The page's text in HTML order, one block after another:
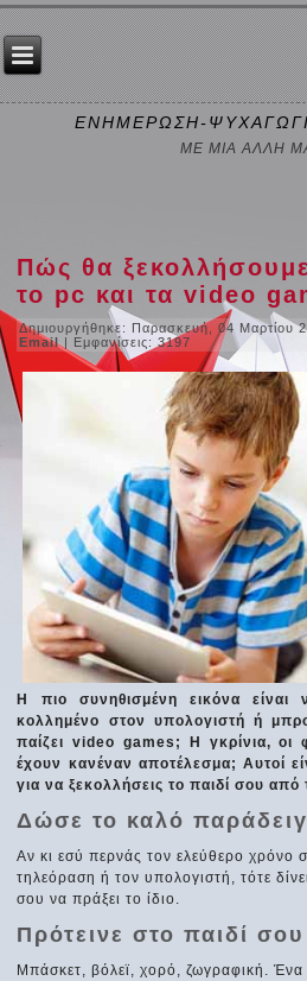
ΕΝΗΜΕΡΩΣΗ-
ΜΕ ΜΙΑ ΑΛΛΗ
Πώς θα
το pc και τα video
Δημιουργήθηκε: Παρασκευή, 04 Μαρτίου
Email | Εμφανίσεις: 3197
Η πιο συνηθισμένη εικόνα είναι
κολλημένο στον υπολογιστή ή
παίζει video games; Η γκρίνια, οι
έχουν κανέναν αποτέλεσμα; Αυτοί
για να ξεκολλήσεις το παιδί σου
Δώσε το καλό
Αν κι εσύ περνάς τον ελεύθερο χρόνο
τηλεόραση ή τον υπολογιστή, τότε
σου να πράξει το ίδιο.
Πρότεινε στο παιδί
Μπάσκετ, βόλεϊ, χορό, ζωγραφική. Ένα